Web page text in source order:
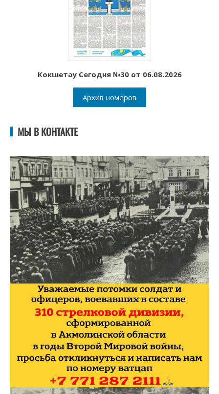
Кокшетау Сегодня №30 от 06.08.2026
Архив номеров
МЫ В КОНТАКТЕ